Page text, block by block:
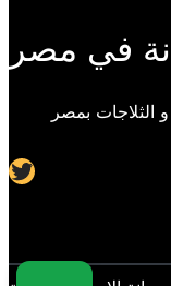
في مصر
الثلاجات بمصر
Twitter